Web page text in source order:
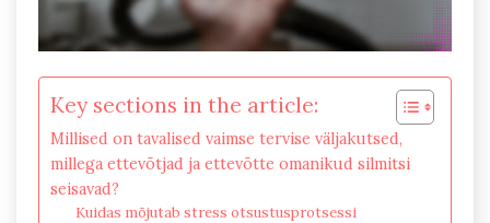
Key sections in the article:
Millised on tavalised vaimse tervise väljakutsed,
millega ettevõtjad ja ettevõtte omanikud silmitsi
seisavad?
Kuidas mõjutab stress otsustusprotsessi